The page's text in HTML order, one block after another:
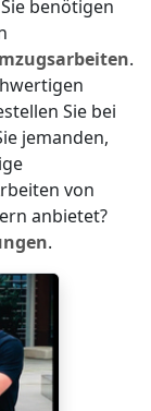
benötigen
.
Sie bei
jemanden,
von
anbietet?
.